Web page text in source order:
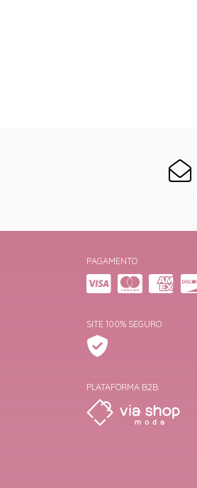
PAGAMENTO
SITE 100% SEGURO
PLATAFORMA B2B